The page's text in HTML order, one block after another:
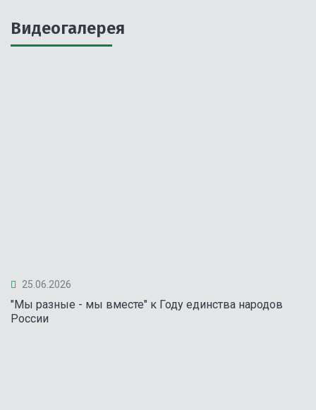
Видеогалерея
25.06.2026
"Мы разные - мы вместе" к Году единства народов
России